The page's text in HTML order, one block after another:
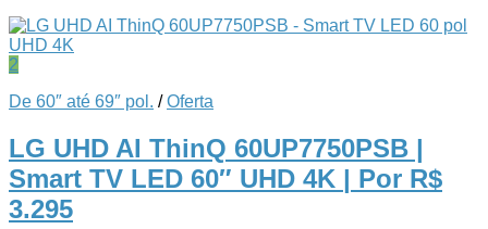
2
De 60″ até 69″ pol. /Oferta
LG UHD AI ThinQ 60UP7750PSB |
Smart TV LED 60″ UHD 4K | Por R$
3.295